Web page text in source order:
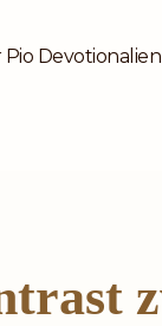
Pio Devotionalien